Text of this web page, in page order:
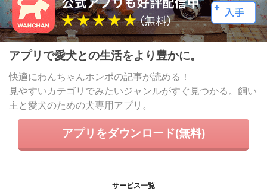
アプリで愛犬との生活をより豊かに。
快適にわんちゃんホンポの記事が読める！
見やすいカテゴリでみたいジャンルがすぐ見つかる。飼い
主と愛犬のための犬専用アプリ。
アプリをダウンロード(無料)
サービス一覧